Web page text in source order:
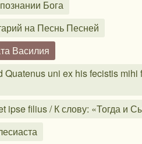
Бога
на Песнь Песней
Василия
uni ex his fecistis
filius / К слову: «Тогда и